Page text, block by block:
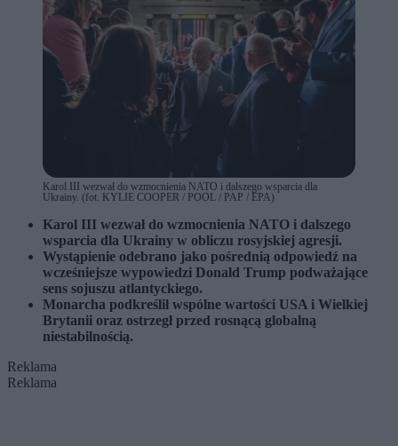
Karol III wezwał do wzmocnienia NATO i dalszego wsparcia dla
Ukrainy. (fot. KYLIE COOPER / POOL / PAP / EPA)
Karol III wezwał do wzmocnienia NATO i dalszego
wsparcia dla Ukrainy w obliczu rosyjskiej agresji.
Wystąpienie odebrano jako pośrednią odpowiedź na
wcześniejsze wypowiedzi Donald Trump podważające
sens sojuszu atlantyckiego.
Monarcha podkreślił wspólne wartości USA i Wielkiej
Brytanii oraz ostrzegł przed rosnącą globalną
niestabilnością.
Reklama
Reklama